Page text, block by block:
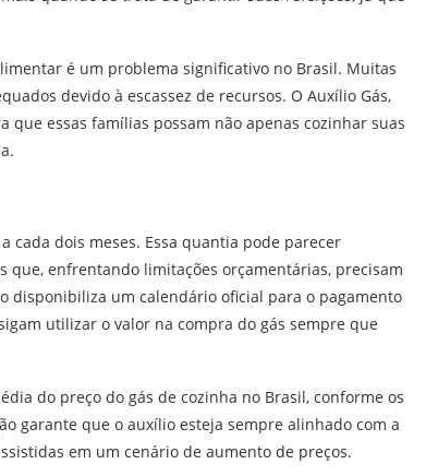
é um problema significativo no Brasil. Muitas
devido à escassez de recursos. O Auxílio Gás,
essas famílias possam não apenas cozinhar suas
cada dois meses. Essa quantia pode parecer
enfrentando limitações orçamentárias, precisam
disponibiliza um calendário oficial para o pagamento
utilizar o valor na compra do gás sempre que
do preço do gás de cozinha no Brasil, conforme os
garante que o auxílio esteja sempre alinhado com a
em um cenário de aumento de preços.